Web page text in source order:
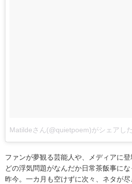
Matildeさん(@quietpoem)がシェアし
ファンが夢観る芸能人や、メディアに
どの浮気問題がなんだか日常茶飯事に
昨今。一カ月も空けずに次々、ネタが